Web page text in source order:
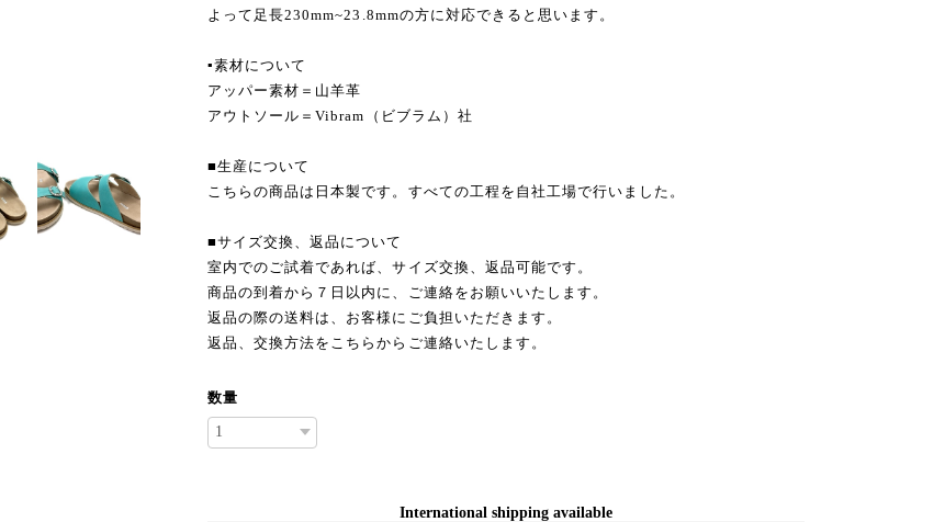
よって足長230mm~23.8mmの方に対応できると思います。
▪️素材について
アッパー素材＝山羊革
アウトソール＝Vibram（ビブラム）社
■生産について
こちらの商品は日本製です。すべての工程を自社工場で行いました。
■サイズ交換、返品について
室内でのご試着であれば、サイズ交換、返品可能です。
商品の到着から７日以内に、ご連絡をお願いいたします。
返品の際の送料は、お客様にご負担いただきます。
返品、交換方法をこちらからご連絡いたします。
数量
International shipping available